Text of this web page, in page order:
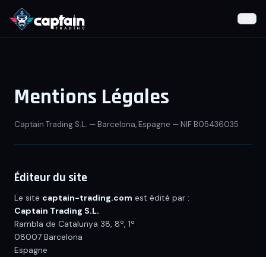
🛠Outils du Trader
IA VS Trading
Live Trading
Mentions Légales
Captain Trading S.L. — Barcelona, Espagne — NIF B05436035
Éditeur du site
Le site captain-trading.com est édité par :
Captain Trading S.L.
Rambla de Catalunya 38, 8º, 1ª
08007 Barcelona
Espagne